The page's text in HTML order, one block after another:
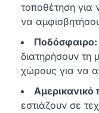
τοποθέτηση για
να
Ποδόσφαιρο:
διατηρήσουν τη
χώρους για να
εστιάζουν σε